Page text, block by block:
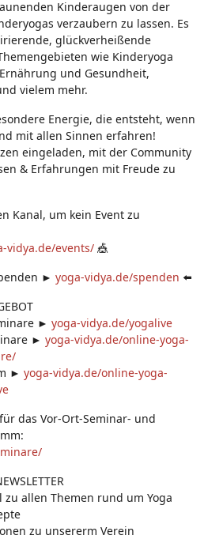
Kinderaugen von der
verzaubern zu lassen. Es
glückverheißende
wie Kinderyoga
und Gesundheit,
vielem mehr.
Energie, die entsteht, wenn
mit allen Sinnen erfahren!
eingeladen, mit der Community
& Erfahrungen mit Freude zu
Kanal, um kein Event zu
vidya.de/events/ 🎪
► yoga-vidya.de/spenden ⬅️
► yoga-vidya.de/yogalive
► yoga-vidya.de/online-yoga-
► yoga-vidya.de/online-yoga-
das Vor-Ort-Seminar- und
allen Themen rund um Yoga
zu unsererm Verein